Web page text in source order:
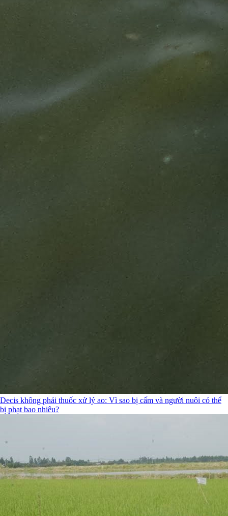
Decis không phải thuốc xử lý ao: Vì sao bị cấm và người nuôi có thể
bị phạt bao nhiêu?